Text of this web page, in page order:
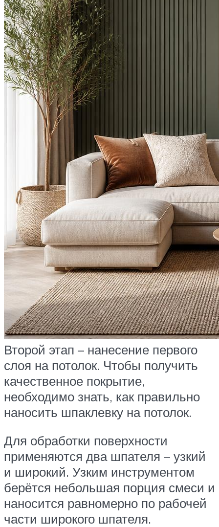
Второй этап – нанесение первого
слоя на потолок. Чтобы получить
качественное покрытие,
необходимо знать, как правильно
наносить шпаклевку на потолок.
Для обработки поверхности
применяются два шпателя – узкий
и широкий. Узким инструментом
берётся небольшая порция смеси и
наносится равномерно по рабочей
части широкого шпателя.